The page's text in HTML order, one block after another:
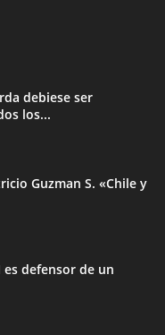
debiese ser
los...
Guzman S. «Chile y
defensor de un